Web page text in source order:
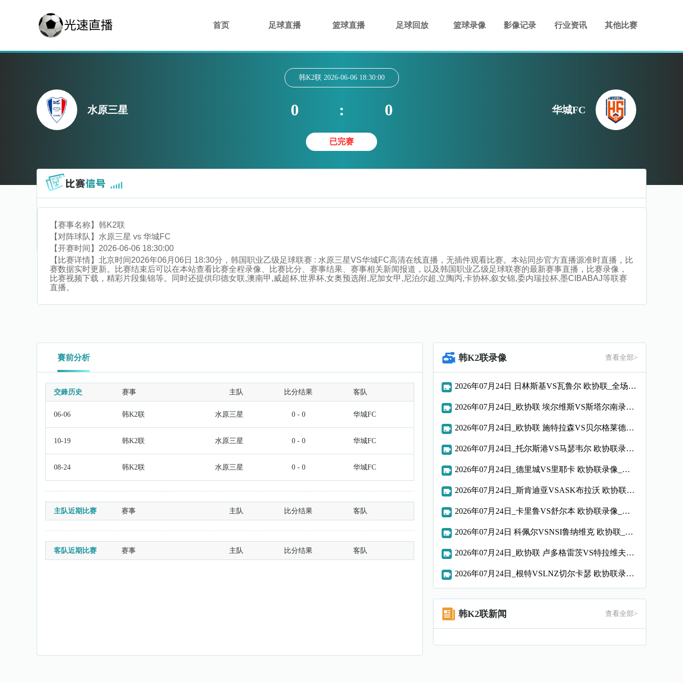
首页 足球直播 篮球直播 足球回放 篮球录像 影像记录 行业资讯 其他比赛
水原三星
韩K2联 2026-06-06 18:30:00
0 : 0
已完赛
华城FC
【赛事名称】 韩K2联
【对阵球队】 水原三星 vs 华城FC
【开赛时间】 2026-06-06 18:30:00
【比赛详情】 北京时间2026年06月06日 18:30分，韩国职业乙级足球联赛 : 水原三星VS华城FC高清在线直播，无插件观看比赛。本站同步官方直播源准时直播，比
赛数据实时更新。比赛结束后可以在本站查看比赛全程录像、比赛比分、赛事结果、赛事相关新闻报道，以及韩国职业乙级足球联赛的最新赛事直播，比赛录像，
比赛视频下载，精彩片段集锦等。同时还提供印德女联,澳南甲,威超杯,世界杯,女奥预选附,尼加女甲,尼泊尔超,立陶丙,卡协杯,叙女锦,委内瑞拉杯,墨CIBABAJ等联赛
直播。
賽前分析
交鋒历史 赛事 主队 比分结果 客队
06-06 韩K2联 水原三星 0 - 0 华城FC
10-19 韩K2联 水原三星 0 - 0 华城FC
08-24 韩K2联 水原三星 0 - 0 华城FC
主队近期比赛 赛事 主队 比分结果 客队
客队近期比赛 赛事 主队 比分结果 客队
韩K2联录像 查看全部>
2026年07月24日 日林斯基VS瓦鲁尔 欧协联_全场录像【全场回放】
2026年07月24日_欧协联 埃尔维斯VS斯塔尔南录像_全场录像【全场回放】
2026年07月24日_欧协联 施特拉森VS贝尔格莱德游击录像_高清录像【全场回放】
2026年07月24日_托尔斯港VS马瑟韦尔 欧协联录像_高清录像【全场回放】
2026年07月24日_德里城VS里耶卡 欧协联录像_全场录像【全场回放】
2026年07月24日_斯肯迪亚VSASK布拉沃 欧协联录像_全场录像【全场回放】
2026年07月24日_卡里鲁VS舒尔本 欧协联录像_全场录像【高清回放】
2026年07月24日 科佩尔VSNSI鲁纳维克 欧协联_全场录像【全场回放】
2026年07月24日_欧协联 卢多格雷茨VS特拉维夫夏普尔录像_全场录像【全场回放】
2026年07月24日_根特VSLNZ切尔卡瑟 欧协联录像_全场录像【高清回放】
韩K2联新闻 查看全部>